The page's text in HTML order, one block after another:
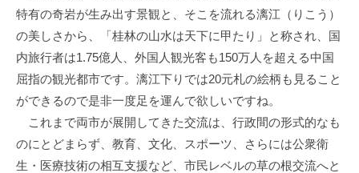
特有の奇岩が生み出す景観と、そこを流れる漓江（りこう）
の美しさから、「桂林の山水は天下に甲たり」と称され、国
内旅行者は1.75億人、外国人観光客も150万人を超える中国
屈指の観光都市です。漓江下りでは20元札の絵柄も見ること
ができるので是非一度足を運んで欲しいですね。
これまで両市が展開してきた交流は、行政間の形式的なも
のにとどまらず、教育、文化、スポーツ、さらには公衆衛
生・医療技術の相互支援など、市民レベルの草の根交流へと